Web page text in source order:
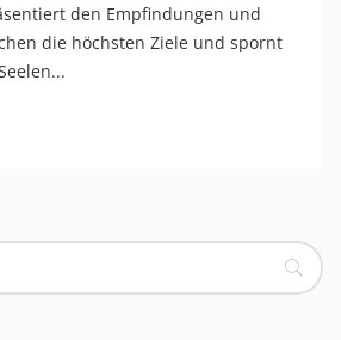
den Empfindungen und
die höchsten Ziele und spornt